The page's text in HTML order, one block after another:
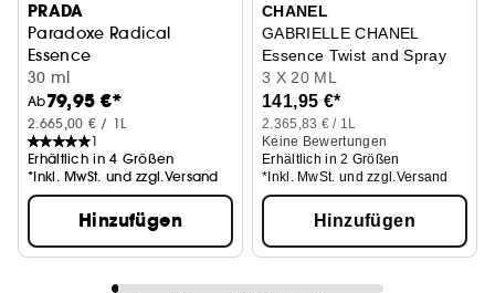
PRADA
Paradoxe Radical
Essence
Eau de Parfum Nachfüllbar
30 ml
Ab79,95 €*
2.665,00 € / 1L
1
Erhältlich in 4 Größen
*Inkl. MwSt. und zzgl.Versand
Hinzufügen
CHANEL
GABRIELLE CHANEL
Essence Twist and Spray
3 X 20 ML
141,95 €*
2.365,83 € / 1L
Keine Bewertungen
Erhältlich in 2 Größen
*Inkl. MwSt. und zzgl.Versand
Hinzufügen